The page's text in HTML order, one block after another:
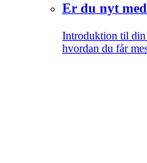
Er du nyt
Introduktion til din
hvordan du får